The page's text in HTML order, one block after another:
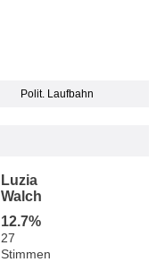
Polit. Laufbahn
Luzia
Walch
12.7%
27
Stimmen